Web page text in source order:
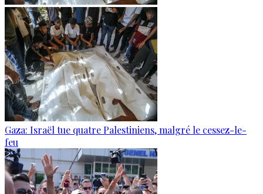
Gaza: Israël tue quatre Palestiniens, malgré le cessez-le-
feu